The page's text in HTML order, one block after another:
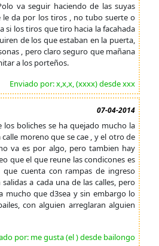
va seguir haciendo de las suyas
le da por los tiros , no tubo suerte o
si los tiros que tiro hacia la facahada
de los que estaban en la puerta,
, pero claro seguro que mañana
a los porteños.
Enviado por: x,x,x, (xxxx) desde xxx
07-04-2014
los boliches se ha quejado mucho la
moreno que se cae , y el otro de
va es por algo, pero tambien hay
que el que reune las condicones es
cuenta con rampas de ingreso
a cada una de las calles, pero
mucho que d3sea y sin embargo lo
con alguien arreglaran alguien
por: me gusta (el ) desde bailongo